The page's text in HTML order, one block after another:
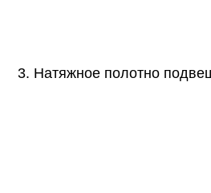
3. Натяжное полотно